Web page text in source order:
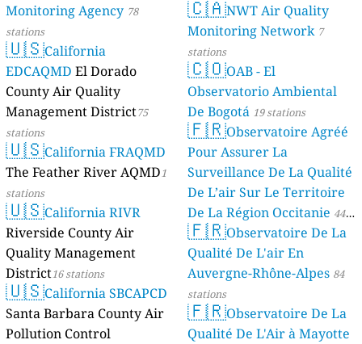
Monitoring Agency 78
stations
🇺🇸California
EDCAQMD El Dorado
County Air Quality
Management District75
stations
🇺🇸California FRAQMD
The Feather River AQMD1
stations
🇺🇸California RIVR
Riverside County Air
Quality Management
District16 stations
🇺🇸California SBCAPCD
Santa Barbara County Air
Pollution Control
🇨🇦NWT Air Quality
Monitoring Network 7
stations
🇨🇴OAB - El
Observatorio Ambiental
De Bogotá 19 stations
🇫🇷Observatoire Agréé
Pour Assurer La
Surveillance De La Qualité
De L’air Sur Le Territoire
De La Région Occitanie 44
stations
🇫🇷Observatoire De La
Qualité De L'air En
Auvergne-Rhône-Alpes 84
stations
🇫🇷Observatoire De La
Qualité De L'Air à Mayotte